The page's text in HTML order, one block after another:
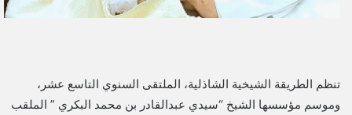
ي
ا
تنظم الطريقة الشيخية الشاذلية، الملتقى السنوي التاسع عشر،
وموسم مؤسسها الشيخ “سيدي عبدالقادر بن محمد البكري ” الملقب